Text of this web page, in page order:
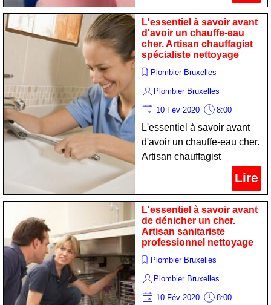
L'essentiel à savoir avant
d'avoir un chauffe-eau
cher. Artisan chauffagist
spécialiste nettoyage
Plombier Bruxelles
Plombier Bruxelles
10 Fév 2020 8:00
L'essentiel à savoir avant
d'avoir un chauffe-eau cher.
Artisan chauffagist
Lire
L'essentiel à savoir avant
de dénicher un cher.
Artisan sanitariste
professionnel nettoyage
Plombier Bruxelles
Plombier Bruxelles
10 Fév 2020 8:00